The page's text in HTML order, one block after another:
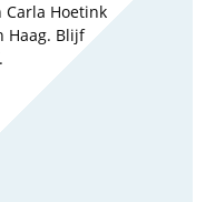
Carla Hoetink
Haag. Blijf